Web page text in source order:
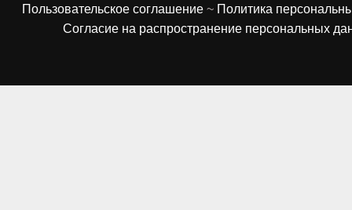
Пользовательское соглашение ~ Политика
Согласие на распространение персональных